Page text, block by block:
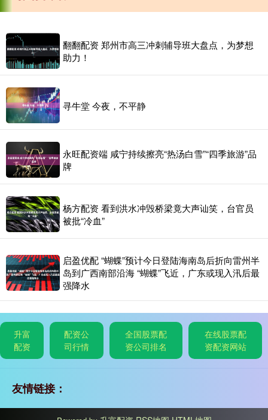
翻翻配资 郑州市高三冲刺辅导班大盘点，为梦想
助力！
寻牛堂 今夜，不平静
永旺配资端 咸宁持续擦亮“热汤白雪”“四季旅游”品
牌
杨方配资 看到洪水冲毁桥梁竟大声讪笑，台官员
被批“冷血”
启盈优配 “蝴蝶”预计今日登陆海南岛后折向雷州半
岛到广西南部沿海 “蝴蝶”飞近，广东或现入汛后最
强降水
升富
配资
配资公
司行情
全国股票配
资公司排名
在线股票配
资配资网站
友情链接：